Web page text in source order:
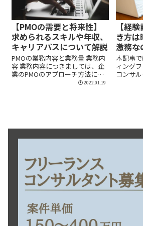
【PMOの需要と将来性】
求められるスキルや年収、
キャリアパスについて解説
PMOの業務内容と業務量 業務内
容 業務内容につきましては、企
業のPMOのアプローチ方法によ
2022.01.19
【経
き方は
激務な
本記事
ィング
コンサ
記載し